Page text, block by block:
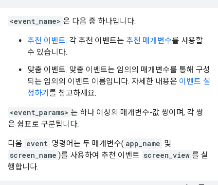
<event_name> 은 다음 중 하나입니다.
추천 이벤트. 각 추천 이벤트는 추천 매개변수를 사용할
수 있습니다.
맞춤 이벤트. 맞춤 이벤트는 임의의 매개변수를 통해 구성
되는 임의의 이벤트 이름입니다. 자세한 내용은 이벤트 설
정하기 를 참고하세요.
<event_params> 는 하나 이상의 매개변수-값 쌍이며, 각 쌍
은 쉼표로 구분됩니다.
다음 event 명령어는 두 매개변수( app_name 및
screen_name )를 사용하여 추천 이벤트 screen_view 를 실
행합니다.